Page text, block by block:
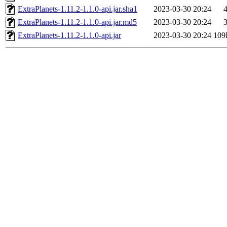
ExtraPlanets-1.11.2-1.1.0-api.jar.sha1
2023-03-30 20:24
ExtraPlanets-1.11.2-1.1.0-api.jar.md5
2023-03-30 20:24
ExtraPlanets-1.11.2-1.1.0-api.jar
2023-03-30 20:24